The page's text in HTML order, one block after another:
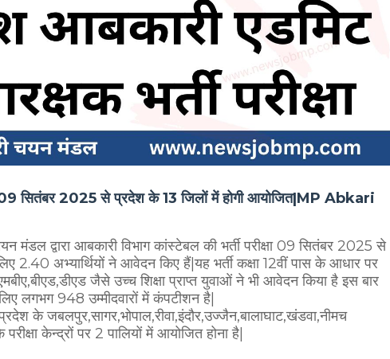
09 सितंबर 2025 से प्रदेश के 13 जिलों में होगी आयोजित|MP Abkari
द्वारा आबकारी विभाग कांस्टेबल की भर्ती परीक्षा 09 सितंबर 2025 से
2.40 अभ्यार्थियों ने आवेदन किए हैं|यह भर्ती कक्षा 12वीं पास के आधार पर
जैसे उच्च शिक्षा प्राप्त युवाओं ने भी आवेदन किया है इस बार
लगभग 948 उम्मीदवारों में कंपटीशन है|
के जबलपुर,सागर,भोपाल,रीवा,इंदौर,उज्जैन,बालाघाट,खंडवा,नीमच
केन्द्रों पर 2 पालियों में आयोजित होना है|